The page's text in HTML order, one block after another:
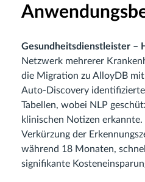
Gesundheitsdienstleister –
Netzwerk mehrerer
die Migration zu AlloyDB
Auto‑Discovery
Tabellen, wobei NLP
klinischen Notizen
Verkürzung der
während 18 Monaten,
signifikante